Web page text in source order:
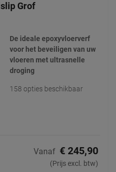
Grof
De ideale epoxyvloerverf
voor het beveiligen van uw
vloeren met ultrasnelle
droging
158 opties beschikbaar
Vanaf € 245,90
(Prijs excl. btw)